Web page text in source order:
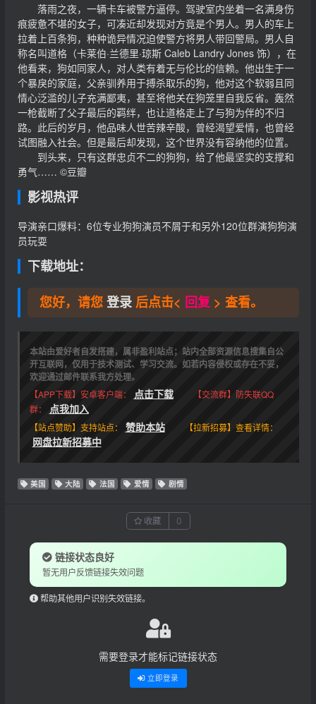
落雨之夜，一辆卡车被警方逼停。驾驶室内坐着一名满身伤
痕疲惫不堪的女子，可凑近却发现对方竟是个男人。男人的车上
拉着上百条狗，种种诡异情况迫使警方将男人带回警局。男人自
称名叫道格（卡莱伯·兰德里·琼斯 Caleb Landry Jones 饰），在
他看来，狗如同家人，对人类有着无与伦比的信赖。他出生于一
个暴戾的家庭，父亲驯养用于搏杀取乐的狗，他对这个软弱且同
情心泛滥的儿子充满鄙夷，甚至将他关在狗笼里自我反省。轰然
一枪截断了父子最后的羁绊，也让道格走上了与狗为伴的不归
路。此后的岁月，他品味人世苦辣辛酸，曾经渴望爱情，也曾经
试图融入社会。但是最后却发现，这个世界没有容纳他的位置。
到头来，只有这群忠贞不二的狗狗，给了他最坚实的支撑和
勇气…… ©豆瓣
影视热评
导演亲口爆料：6位专业狗狗演员不屑于和另外120位群演狗狗演
员玩耍
下载地址：
您好，请您登录后点击< 回复> 查看。
本站由爱好者自发搭建，属非盈利站点；站内全部资源信息搜集自公
开互联网，仅用于技术测试、学习交流。如若内容侵权或存在不妥，
欢迎通过邮件联系我方处理。
【APP下载】安卓客户端： 点击下载
【交流群】防失联QQ
群：
点我加入
【站点赞助】支持站点： 赞助本站 【拉新招募】查看详情：
网盘拉新招募中
美国 大陆 法国 爱情 剧情
收藏 0
链接状态良好
暂无用户反馈链接失效问题
帮助其他用户识别失效链接。
需要登录才能标记链接状态
立即登录